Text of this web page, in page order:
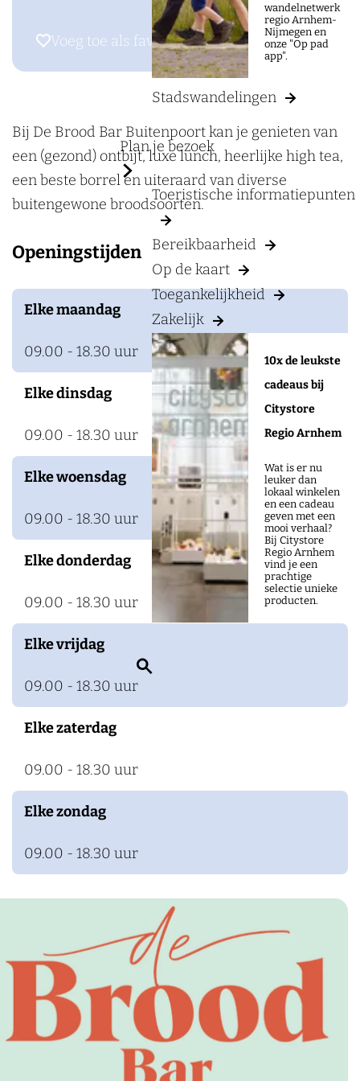
wandelnetwerk
regio Arnhem-
Nijmegen en
onze "Op pad
app".
Stadswandelingen
Plan je bezoek
Toeristische informatiepunten
Bereikbaarheid
Op de kaart
Toegankelijkheid
Zakelijk
10x de leukste
cadeaus bij
Citystore
Regio Arnhem
Wat is er nu
leuker dan
lokaal winkelen
en een cadeau
geven met een
mooi verhaal?
Bij Citystore
Regio Arnhem
vind je een
prachtige
selectie unieke
producten.
e
a
r
e
B
r
o
o
d
B
u
t
e
n
p
o
o
t
Voeg toe als favoriet
Voeg toe als favoriet
Bij De Brood Bar Buitenpoort kan je genieten van
een (gezond) ontbijt, luxe lunch, heerlijke high tea,
een beste borrel en uiteraard van diverse
buitengewone broodsoorten.
Openingstijden
Elke maandag
09.00 - 18.30 uur
Elke dinsdag
09.00 - 18.30 uur
Elke woensdag
09.00 - 18.30 uur
Elke donderdag
09.00 - 18.30 uur
Elke vrijdag
09.00 - 18.30 uur
Elke zaterdag
09.00 - 18.30 uur
Elke zondag
09.00 - 18.30 uur